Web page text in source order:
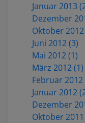
Januar 2013
Dezember
Oktober 2012
Juni 2012 (3)
Mai 2012 (1)
März 2012 (1)
Februar 2012
Januar 2012
Dezember
Oktober 2011